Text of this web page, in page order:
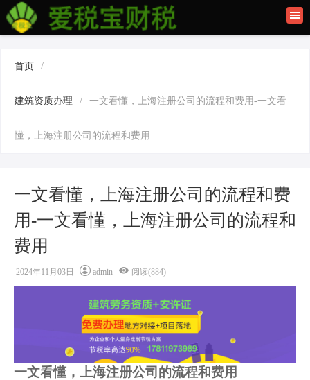
首页
首页 /
建筑资质办理 / 一文看懂，上海注册公司的流程和费用-一文看
懂，上海注册公司的流程和费用
一文看懂，上海注册公司的流程和费
用-一文看懂，上海注册公司的流程和
费用
2024年11月03日 admin 阅读(884)
一文看懂，上海注册公司的流程和费用